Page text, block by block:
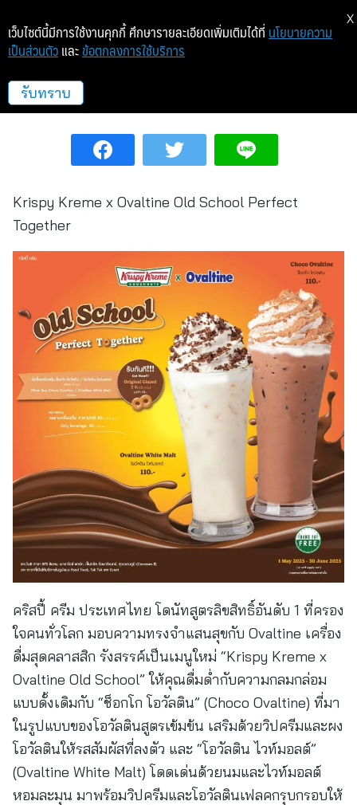
คริสปี้ ครีม ความอร่อยสุดคลาสสิก
ไลฟ์สไตล์
Krispy Kreme x Ovaltine Old School Perfect
Together
คริสปี้ ครีม ประเทศไทย โดนัทสูตรลิขสิทธิ์อันดับ 1 ที่ครอง
ใจคนทั่วโลก มอบความทรงจำแสนสุขกับ Ovaltine เครื่อง
ดื่มสุดคลาสสิก รังสรรค์เป็นเมนูใหม่ “Krispy Kreme x
Ovaltine Old School” ให้คุณดื่มด่ำกับความกลมกล่อม
แบบดั้งเดิมกับ “ช็อกโก โอวัลติน” (Choco Ovaltine) ที่มา
ในรูปแบบของโอวัลตินสูตรเข้มข้น เสริมด้วยวิปครีมและผง
โอวัลตินให้รสสัมผัสที่ลงตัว และ “โอวัลติน ไวท์มอลต์”
(Ovaltine White Malt) โดดเด่นด้วยนมและไวท์มอลต์
หอมละมุน มาพร้อมวิปครีมและโอวัลตินเฟลคกรุบกรอบให้
เว็บไซต์นี้มีการใช้งานคุกกี้ ศึกษารายละเอียดเพิ่มเติมได้ที่ นโยบายความ
เป็นส่วนตัว และ ข้อตกลงการใช้บริการ
รับทราบ
X